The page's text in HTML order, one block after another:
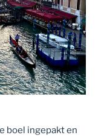
boel ingepakt en